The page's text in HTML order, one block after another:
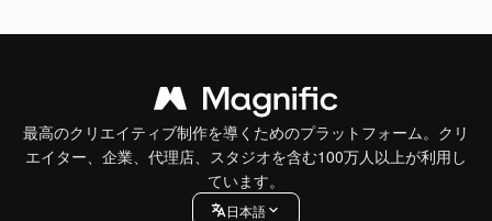
最高のクリエイティブ制作を導くためのプラットフォーム。クリ
エイター、企業、代理店、スタジオを含む100万人以上が利用し
ています。
日本語